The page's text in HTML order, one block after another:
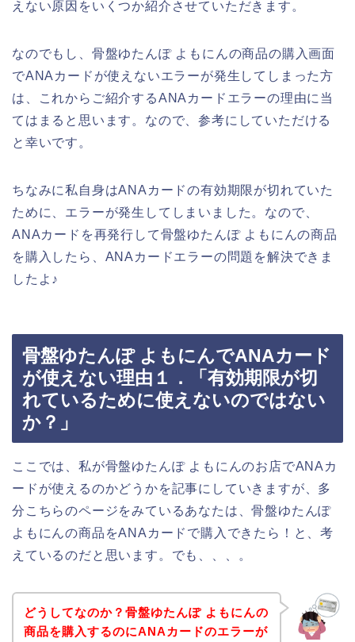
えない原因をいくつか紹介させていただきます。
なのでもし、骨盤ゆたんぽ よもにんの商品の購入画面
でANAカードが使えないエラーが発生してしまった方
は、これからご紹介するANAカードエラーの理由に当
てはまると思います。なので、参考にしていただける
と幸いです。
ちなみに私自身はANAカードの有効期限が切れていた
ために、エラーが発生してしまいました。なので、
ANAカードを再発行して骨盤ゆたんぽ よもにんの商品
を購入したら、ANAカードエラーの問題を解決できま
したよ♪
骨盤ゆたんぽ よもにんでANAカード
が使えない理由１．「有効期限が切
れているために使えないのではない
か？」
ここでは、私が骨盤ゆたんぽ よもにんのお店でANAカ
ードが使えるのかどうかを記事にしていきますが、多
分こちらのページをみているあなたは、骨盤ゆたんぽ
よもにんの商品をANAカードで購入できたら！と、考
えているのだと思います。でも、、、。
どうしてなのか？骨盤ゆたんぽ よもにんの
商品を購入するのにANAカードのエラーが